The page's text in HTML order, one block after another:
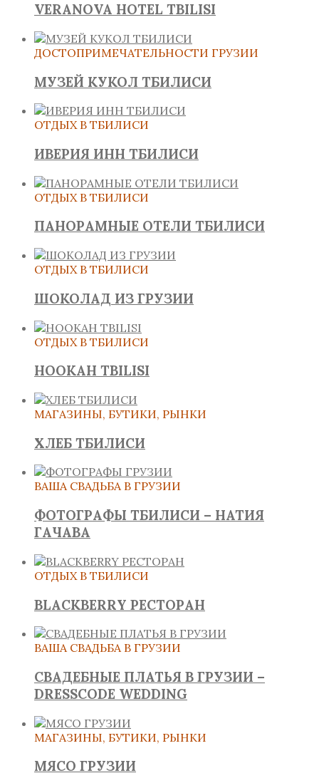
VERANOVA HOTEL TBILISI
ДОСТОПРИМЕЧАТЕЛЬНОСТИ ГРУЗИИ
МУЗЕЙ КУКОЛ ТБИЛИСИ
ОТДЫХ В ТБИЛИСИ
ИВЕРИЯ ИНН ТБИЛИСИ
ОТДЫХ В ТБИЛИСИ
ПАНОРАМНЫЕ ОТЕЛИ ТБИЛИСИ
ОТДЫХ В ТБИЛИСИ
ШОКОЛАД ИЗ ГРУЗИИ
ОТДЫХ В ТБИЛИСИ
HOOKAH TBILISI
МАГАЗИНЫ, БУТИКИ, РЫНКИ
ХЛЕБ ТБИЛИСИ
ВАША СВАДЬБА В ГРУЗИИ
ФОТОГРАФЫ ТБИЛИСИ – НАТИЯ
ГАЧАВА
ОТДЫХ В ТБИЛИСИ
BLACKBERRY РЕСТОРАН
ВАША СВАДЬБА В ГРУЗИИ
СВАДЕБНЫЕ ПЛАТЬЯ В ГРУЗИИ –
DRESSCODE WEDDING
МАГАЗИНЫ, БУТИКИ, РЫНКИ
МЯСО ГРУЗИИ